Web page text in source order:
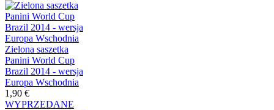
Zielona saszetka
Panini World Cup
Brazil 2014 - wersja
Europa Wschodnia
1,90 €
WYPRZEDANE